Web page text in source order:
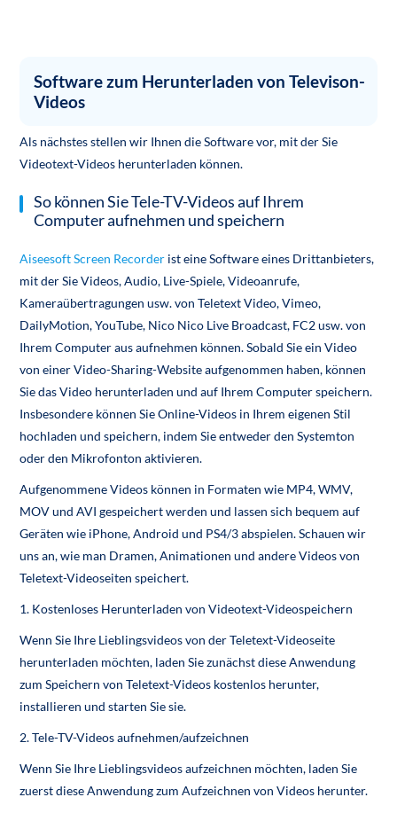
Software zum Herunterladen von Televison-
Videos
Als nächstes stellen wir Ihnen die Software vor, mit der Sie
Videotext-Videos herunterladen können.
So können Sie Tele-TV-Videos auf Ihrem
Computer aufnehmen und speichern
Aiseesoft Screen Recorder ist eine Software eines Drittanbieters,
mit der Sie Videos, Audio, Live-Spiele, Videoanrufe,
Kameraübertragungen usw. von Teletext Video, Vimeo,
DailyMotion, YouTube, Nico Nico Live Broadcast, FC2 usw. von
Ihrem Computer aus aufnehmen können. Sobald Sie ein Video
von einer Video-Sharing-Website aufgenommen haben, können
Sie das Video herunterladen und auf Ihrem Computer speichern.
Insbesondere können Sie Online-Videos in Ihrem eigenen Stil
hochladen und speichern, indem Sie entweder den Systemton
oder den Mikrofonton aktivieren.
Aufgenommene Videos können in Formaten wie MP4, WMV,
MOV und AVI gespeichert werden und lassen sich bequem auf
Geräten wie iPhone, Android und PS4/3 abspielen. Schauen wir
uns an, wie man Dramen, Animationen und andere Videos von
Teletext-Videoseiten speichert.
1. Kostenloses Herunterladen von Videotext-Videospeichern
Wenn Sie Ihre Lieblingsvideos von der Teletext-Videoseite
herunterladen möchten, laden Sie zunächst diese Anwendung
zum Speichern von Teletext-Videos kostenlos herunter,
installieren und starten Sie sie.
2. Tele-TV-Videos aufnehmen/aufzeichnen
Wenn Sie Ihre Lieblingsvideos aufzeichnen möchten, laden Sie
zuerst diese Anwendung zum Aufzeichnen von Videos herunter.